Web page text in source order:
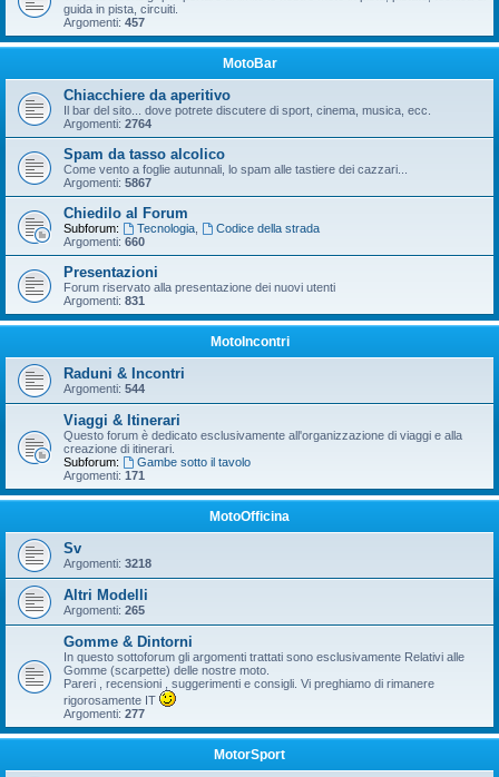
guida in pista, circuiti.
Argomenti: 457
MotoBar
Chiacchiere da aperitivo
Il bar del sito... dove potrete discutere di sport, cinema, musica, ecc.
Argomenti: 2764
Spam da tasso alcolico
Come vento a foglie autunnali, lo spam alle tastiere dei cazzari...
Argomenti: 5867
Chiedilo al Forum
Subforum: Tecnologia,
Codice della strada
Argomenti: 660
Presentazioni
Forum riservato alla presentazione dei nuovi utenti
Argomenti: 831
MotoIncontri
Raduni & Incontri
Argomenti: 544
Viaggi & Itinerari
Questo forum è dedicato esclusivamente all'organizzazione di viaggi e alla
creazione di itinerari.
Subforum:
Gambe sotto il tavolo
Argomenti: 171
MotoOfficina
Sv
Argomenti: 3218
Altri Modelli
Argomenti: 265
Gomme & Dintorni
In questo sottoforum gli argomenti trattati sono esclusivamente Relativi alle
Gomme (scarpette) delle nostre moto.
Pareri , recensioni , suggerimenti e consigli. Vi preghiamo di rimanere
rigorosamente IT
Argomenti: 277
MotorSport